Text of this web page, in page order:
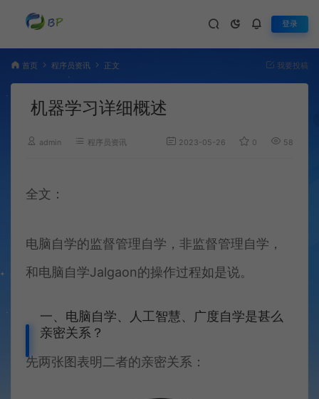
登录
首页 程序员资讯 正文 我要投稿
机器学习详细概述
admin 程序员资讯 2023-05-26 0 588
全文：
电脑自学的监督管理自学，非监督管理自学，
和电脑自学Jalgaon的操作过程如是说。
一、电脑自学、人工智慧、广度自学是甚么
亲密关系？
先两张图表明二者的亲密关系：